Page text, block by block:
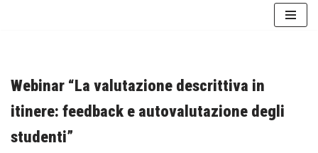
Webinar “La valutazione descrittiva in
itinere: feedback e autovalutazione degli
studenti”